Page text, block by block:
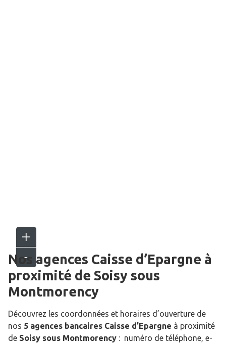
Nos agences Caisse d’Epargne à
proximité de Soisy sous
Montmorency
Découvrez les coordonnées et horaires d’ouverture de
nos 5 agences bancaires Caisse d’Epargne à proximité
de Soisy sous Montmorency : numéro de téléphone, e-